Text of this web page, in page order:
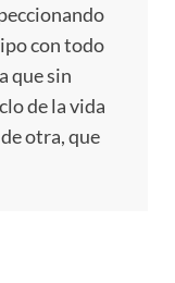
con todo
que sin
de la vida
otra, que